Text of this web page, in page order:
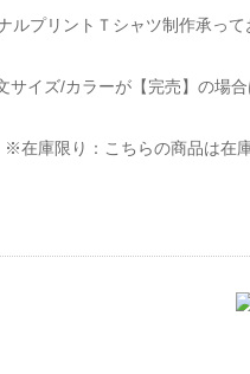
プリントＴシャツ制作承って
サイズ/カラーが【完売】の場合
※在庫限り：こちらの商品は在